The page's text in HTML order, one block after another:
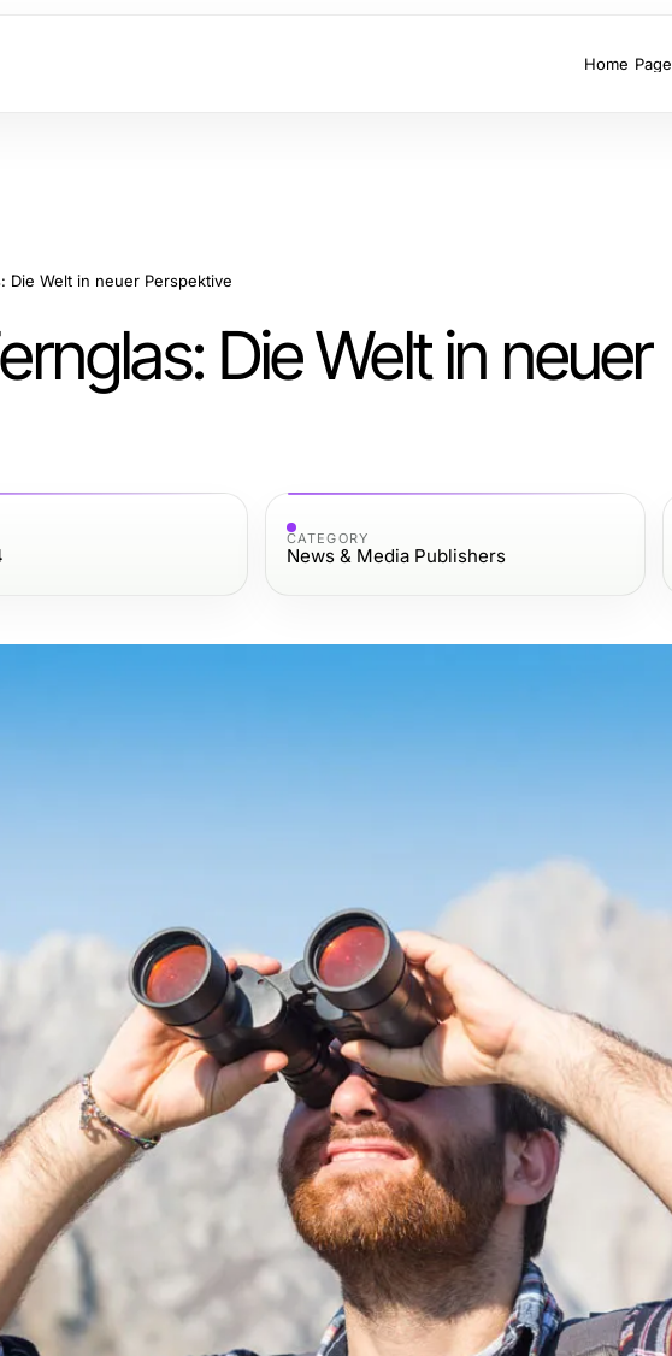
Home Page
Die Welt in neuer Perspektive
Die Welt in neuer
CATEGORY
News & Media Publishers